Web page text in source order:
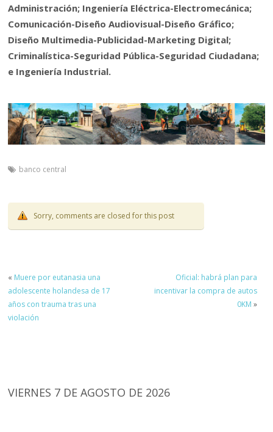
Administración; Ingeniería Eléctrica-Electromecánica;
Comunicación-Diseño Audiovisual-Diseño Gráfico;
Diseño Multimedia-Publicidad-Marketing Digital;
Criminalística-Seguridad Pública-Seguridad Ciudadana;
e Ingeniería Industrial.
banco central
Sorry, comments are closed for this post
« Muere por eutanasia una
adolescente holandesa de 17
años con trauma tras una
violación
Oficial: habrá plan para
incentivar la compra de autos
0KM »
VIERNES 7 DE AGOSTO DE 2026